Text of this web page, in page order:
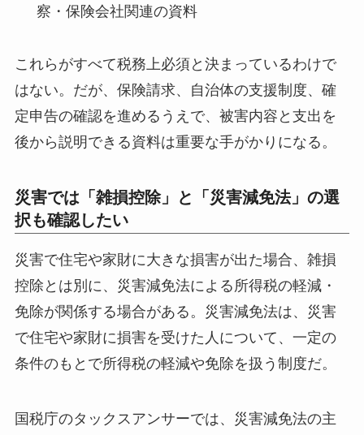
察・保険会社関連の資料
これらがすべて税務上必須と決まっているわけで
はない。だが、保険請求、自治体の支援制度、確
定申告の確認を進めるうえで、被害内容と支出を
後から説明できる資料は重要な手がかりになる。
災害では「雑損控除」と「災害減免法」の選
択も確認したい
災害で住宅や家財に大きな損害が出た場合、雑損
控除とは別に、災害減免法による所得税の軽減・
免除が関係する場合がある。災害減免法は、災害
で住宅や家財に損害を受けた人について、一定の
条件のもとで所得税の軽減や免除を扱う制度だ。
国税庁のタックスアンサーでは、災害減免法の主